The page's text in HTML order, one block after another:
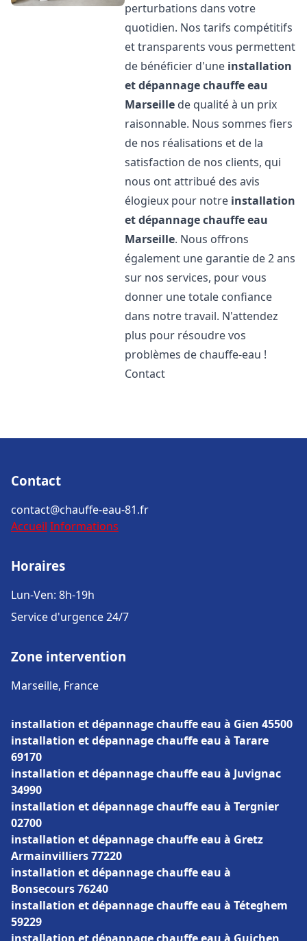
perturbations dans votre
quotidien. Nos tarifs compétitifs
et transparents vous permettent
de bénéficier d'une installation
et dépannage chauffe eau
Marseille de qualité à un prix
raisonnable. Nous sommes fiers
de nos réalisations et de la
satisfaction de nos clients, qui
nous ont attribué des avis
élogieux pour notre installation
et dépannage chauffe eau
Marseille. Nous offrons
également une garantie de 2 ans
sur nos services, pour vous
donner une totale confiance
dans notre travail. N'attendez
plus pour résoudre vos
problèmes de chauffe-eau !
Contact
Contact
contact@chauffe-eau-81.fr
Accueil Informations
Horaires
Lun-Ven: 8h-19h
Service d'urgence 24/7
Zone intervention
Marseille, France
installation et dépannage chauffe eau à Gien 45500
installation et dépannage chauffe eau à Tarare
69170
installation et dépannage chauffe eau à Juvignac
34990
installation et dépannage chauffe eau à Tergnier
02700
installation et dépannage chauffe eau à Gretz
Armainvilliers 77220
installation et dépannage chauffe eau à
Bonsecours 76240
installation et dépannage chauffe eau à Téteghem
59229